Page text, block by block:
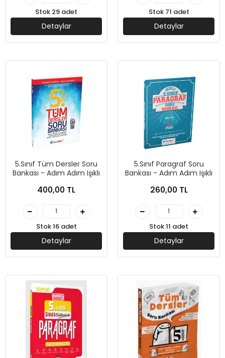
Stok 29 adet
Detaylar
Stok 71 adet
Detaylar
5.Sınıf Tüm Dersler Soru
Bankası - Adım Adım Işıklı
400,00 TL
Stok 16 adet
Detaylar
5.Sınıf Paragraf Soru
Bankası - Adım Adım Işıklı
260,00 TL
Stok 11 adet
Detaylar